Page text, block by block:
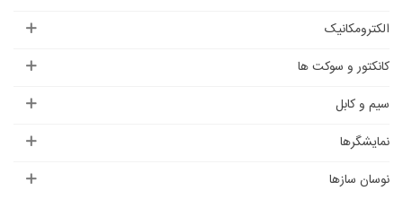
الکترومکانیک
کانکتور و سوکت ها
سیم و کابل
نمایشگرها
نوسان سازها